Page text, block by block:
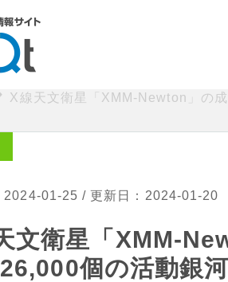
X線天文衛星「XMM-Newton」の
2024-01-25 / 更新日：2024-01-20
文衛星「XMM-
個の活動銀